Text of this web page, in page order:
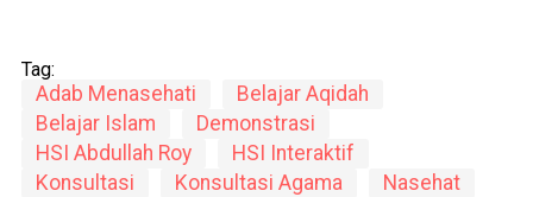
Tag:
Adab Menasehati
Belajar Aqidah
Belajar Islam
Demonstrasi
HSI Abdullah Roy
HSI Interaktif
Konsultasi
Konsultasi Agama
Nasehat